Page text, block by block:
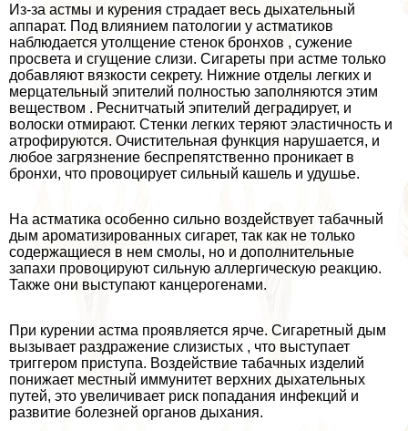
Из-за астмы и курения страдает весь дыхательный
аппарат. Под влиянием патологии у астматиков
наблюдается утолщение стенок бронхов , сужение
просвета и сгущение слизи. Сигареты при астме только
добавляют вязкости секрету. Нижние отделы легких и
мерцательный эпителий полностью заполняются этим
веществом . Реснитчатый эпителий деградирует, и
волоски отмирают. Стенки легких теряют эластичность и
атрофируются. Очистительная функция нарушается, и
любое загрязнение беспрепятственно проникает в
бронхи, что провоцирует сильный кашель и удушье.
На астматика особенно сильно воздействует табачный
дым ароматизированных сигарет, так как не только
содержащиеся в нем смолы, но и дополнительные
запахи провоцируют сильную аллергическую реакцию.
Также они выступают канцерогенами.
При курении астма проявляется ярче. Сигаретный дым
вызывает раздражение слизистых , что выступает
триггером приступа. Воздействие табачных изделий
понижает местный иммунитет верхних дыхательных
путей, это увеличивает риск попадания инфекций и
развитие болезней органов дыхания.